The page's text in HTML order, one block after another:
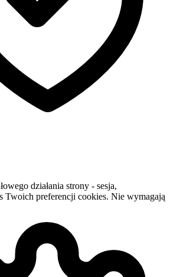
działania strony - sesja,
Twoich preferencji cookies. Nie wymagają